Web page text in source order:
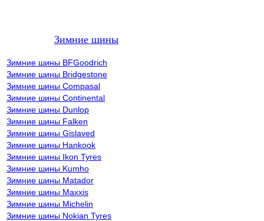
Зимние шины
Зимние шины BFGoodrich
Зимние шины Bridgestone
Зимние шины Compasal
Зимние шины Continental
Зимние шины Dunlop
Зимние шины Falken
Зимние шины Gislaved
Зимние шины Hankook
Зимние шины Ikon Tyres
Зимние шины Kumho
Зимние шины Matador
Зимние шины Maxxis
Зимние шины Michelin
Зимние шины Nokian Tyres